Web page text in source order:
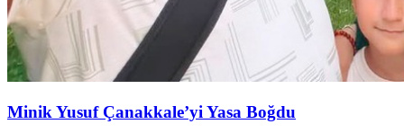
Minik Yusuf Çanakkale’yi Yasa Boğdu